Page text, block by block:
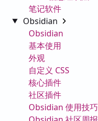
笔记软件
Obsidian
Obsidian
基本使用
外观
自定义 CSS
核心插件
社区插件
Obsidian 使用技巧